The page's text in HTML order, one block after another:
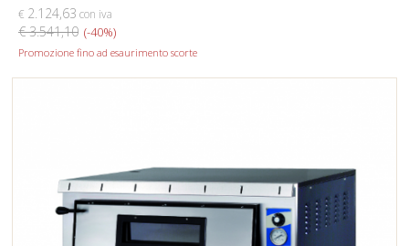
€ 2.124,63 con iva
€ 3.541,10 (-40%)
Promozione fino ad esaurimento scorte